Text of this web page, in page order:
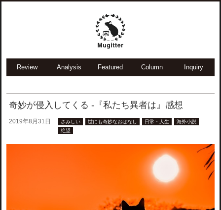
Review Analysis Featured Column Inquiry
奇妙が侵入してくる -『私たち異者は』感想
2019年8月31日 さみしい 世にも奇妙なおはなし 日常・人生
海外小説
絶望